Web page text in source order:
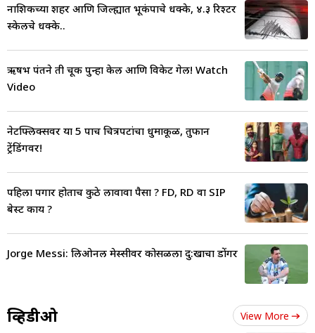
नाशिकच्या शहर आणि जिल्ह्यात भूकंपाचे धक्के, ४.३ रिश्टर
स्केलचे धक्के..
ऋषभ पंतने ती चूक पुन्हा केली आणि विकेट गेली! Watch
Video
नेटफ्लिक्सवर या 5 पाच चित्रपटांचा धुमाकूळ, तुफान
ट्रेंडिंगवर!
पहिला पगार होताच कुठे लावावा पैसा ? FD, RD वा SIP
बेस्ट काय ?
Jorge Messi: लिओनल मेस्सीवर कोसळला दु:खाचा डोंगर
व्हिडीओ View More